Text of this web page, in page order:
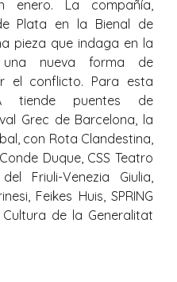
enero. La compañía,
Plata en la Bienal de
pieza que indaga en la
nueva forma de
el conflicto. Para esta
tiende puentes de
Grec de Barcelona, la
con Rota Clandestina,
Duque, CSS Teatro
Friuli-Venezia Giulia,
Feikes Huis, SPRING
de la Generalitat